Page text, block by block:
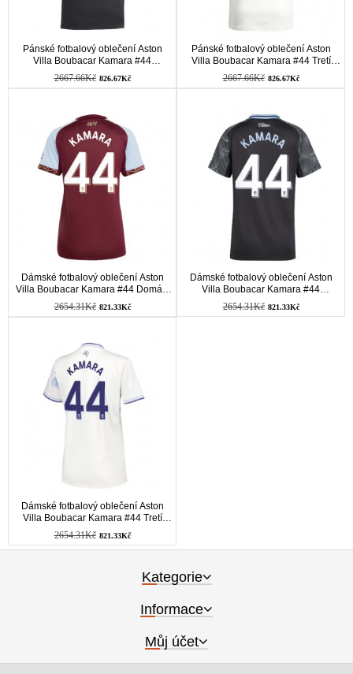
Pánské fotbalový oblečení Aston
Villa Boubacar Kamara #44
Venkovní košile 2025-26 Krátkým
Rukávem
2667.66Kč 826.67Kč
Pánské fotbalový oblečení Aston
Villa Boubacar Kamara #44 Tretí
košile 2025-26 Krátkým Rukávem
2667.66Kč 826.67Kč
Dámské fotbalový oblečení Aston
Villa Boubacar Kamara #44 Domácí
košile 2025-26 Krátkým Rukávem
2654.31Kč 821.33Kč
Dámské fotbalový oblečení Aston
Villa Boubacar Kamara #44
Venkovní košile 2025-26 Krátkým
Rukávem
2654.31Kč 821.33Kč
Dámské fotbalový oblečení Aston
Villa Boubacar Kamara #44 Tretí
košile 2025-26 Krátkým Rukávem
2654.31Kč 821.33Kč
Kategorie
Informace
Můj účet